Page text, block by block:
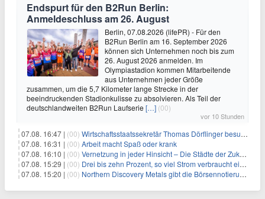
Endspurt für den B2Run Berlin:
Anmeldeschluss am 26. August
Berlin, 07.08.2026 (lifePR) - Für den
B2Run Berlin am 16. September 2026
können sich Unternehmen noch bis zum
26. August 2026 anmelden. Im
Olympiastadion kommen Mitarbeitende
aus Unternehmen jeder Größe
zusammen, um die 5,7 Kilometer lange Strecke in der
beeindruckenden Stadionkulisse zu absolvieren. Als Teil der
deutschlandweiten B2Run Laufserie […] (00)
vor 10 Stunden
07.08. 16:47 | (00) Wirtschaftsstaatssekretär Thomas Dörflinger besucht Handwerksbetrieb im Kammerbezirk Freiburg
07.08. 16:31 | (00) Arbeit macht Spaß oder krank
07.08. 16:10 | (00) Vernetzung in jeder Hinsicht – Die Städte der Zukunft sind grün-blau
07.08. 15:29 | (00) Drei bis zehn Prozent, so viel Strom verbraucht ein Aufzug im Gebäude
07.08. 15:20 | (00) Northern Discovery Metals gibt die Börsennotierung an der Frankfurter Wertpapierbörse bekannt